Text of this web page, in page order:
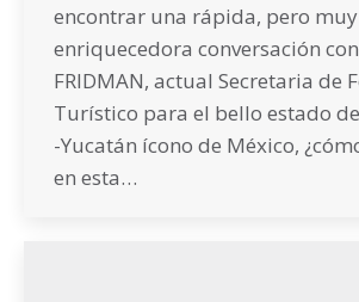
encontrar una rápida, pero muy
enriquecedora conversación con
FRIDMAN, actual Secretaria de
Turístico para el bello estado
-Yucatán ícono de México,
en esta…